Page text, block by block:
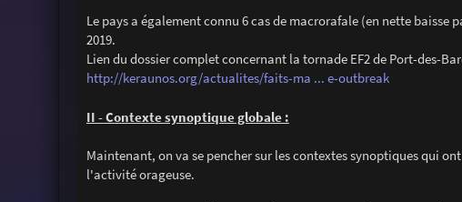
Le pays a également connu 6 cas de macrorafale (en nette
2019.
Lien du dossier complet concernant la tornade EF2 de Port-des-
http://keraunos.org/actualites/faits-ma ... e-outbreak
II - Contexte synoptique globale :
Maintenant, on va se pencher sur les contextes synoptiques qui
l'activité orageuse.